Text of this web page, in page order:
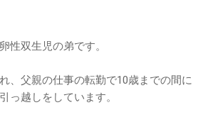
性双生児の弟です。
、父親の仕事の転勤で10歳までの間に
っ越しをしています。